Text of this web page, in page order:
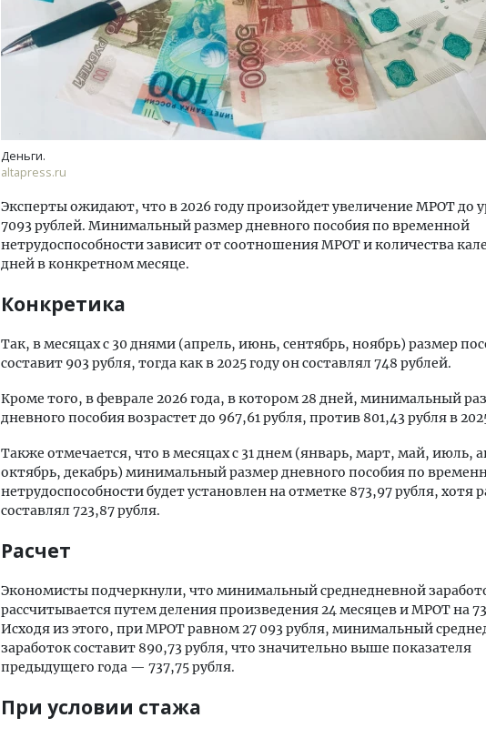
Деньги.
altapress.ru
Эксперты ожидают, что в 2026 году произойдет увеличение МРОТ до
7093 рублей. Минимальный размер дневного пособия по временной
нетрудоспособности зависит от соотношения МРОТ и количества
дней в конкретном месяце.
Конкретика
Так, в месяцах с 30 днями (апрель, июнь, сентябрь, ноябрь) размер
составит 903 рубля, тогда как в 2025 году он составлял 748 рублей.
Кроме того, в феврале 2026 года, в котором 28 дней, минимальный
дневного пособия возрастет до 967,61 рубля, против 801,43 рубля в
Также отмечается, что в месяцах с 31 днем (январь, март, май, июль,
октябрь, декабрь) минимальный размер дневного пособия по
нетрудоспособности будет установлен на отметке 873,97 рубля, хотя
составлял 723,87 рубля.
Расчет
Экономисты подчеркнули, что минимальный среднедневной
рассчитывается путем деления произведения 24 месяцев и МРОТ на
Исходя из этого, при МРОТ равном 27 093 рубля, минимальный
заработок составит 890,73 рубля, что значительно выше показателя
предыдущего года — 737,75 рубля.
При условии стажа
Ищем новые берега. Гендиректор
«Жилищной инициативы» Юрий
Гатилов — о том, как девелоперу
штормит
Архитектурный код
земли. Мощение
плитами становится